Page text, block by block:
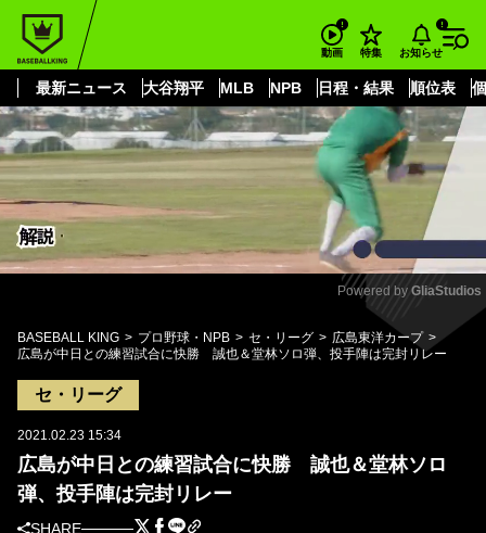
動画 特集 お知らせ
最新ニュース 大谷翔平 MLB NPB 日程・結果 順位表
もっと見る
Mute
Powered by GliaStudios
BASEBALL KING プロ野球・NPB セ・リーグ
広島東洋カープ
広島が中日との練習試合に快勝 誠也＆堂林ソロ弾、投手陣は完封リレー
セ・リーグ
2021.02.23 15:34
広島が中日との練習試合に快勝 誠也＆堂林ソロ
弾、投手陣は完封リレー
SHARE